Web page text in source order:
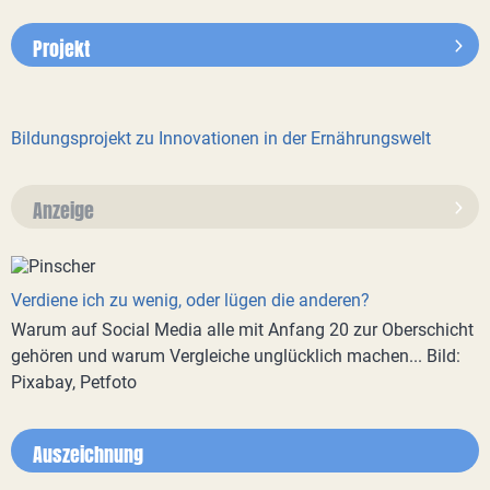
Projekt
Bildungsprojekt zu Innovationen in der Ernährungswelt
Anzeige
Verdiene ich zu wenig, oder lügen die anderen?
Warum auf Social Media alle mit Anfang 20 zur Oberschicht
gehören und warum Vergleiche unglücklich machen... Bild:
Pixabay, Petfoto
Auszeichnung